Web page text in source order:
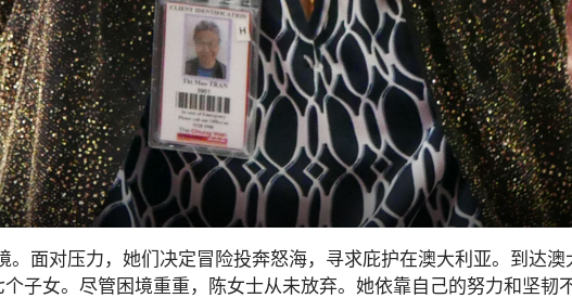
面对压力，她们决定冒险投奔怒海，寻求庇护在澳大利亚。到达澳
子女。尽管困境重重，陈女士从未放弃。她依靠自己的努力和坚韧